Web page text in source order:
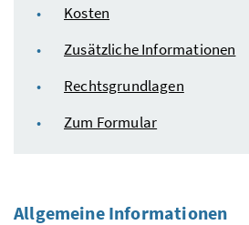
Kosten
Zusätzliche Informationen
Rechtsgrundlagen
Zum Formular
Allgemeine Informationen